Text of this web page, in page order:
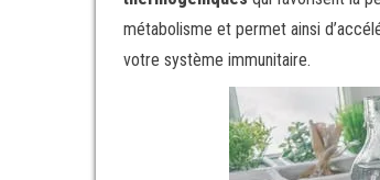
métabolisme et permet ainsi
votre système immunitaire.